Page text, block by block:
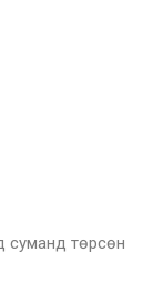
төрсөн